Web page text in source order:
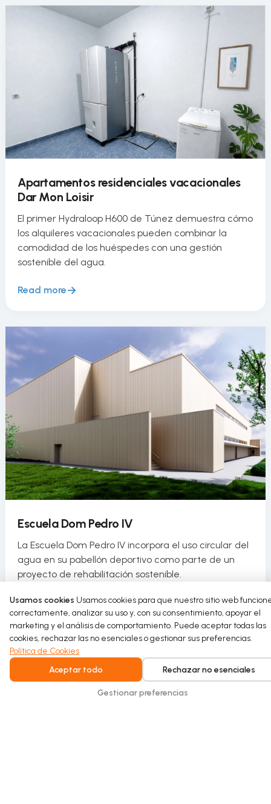
Apartamentos residenciales vacacionales
Dar Mon Loisir
El primer Hydraloop H600 de Túnez demuestra cómo
los alquileres vacacionales pueden combinar la
comodidad de los huéspedes con una gestión
sostenible del agua.
Read more
Escuela Dom Pedro IV
La Escuela Dom Pedro IV incorpora el uso circular del
agua en su pabellón deportivo como parte de un
proyecto de rehabilitación sostenible.
Read more
Usamos cookies Usamos cookies para que nuestro sitio web
correctamente, analizar su uso y, con su consentimiento, apoyar el
marketing y el análisis de comportamiento. Puede aceptar todas las
cookies, rechazar las no esenciales o gestionar sus preferencias.
Política de Cookies
Aceptar todo
Rechazar no esenciales
Gestionar preferencias